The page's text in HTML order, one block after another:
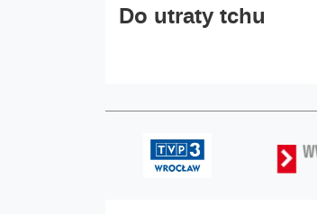
Do utraty tchu